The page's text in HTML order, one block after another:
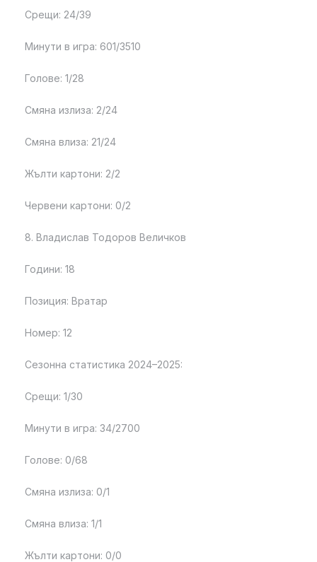
Срещи: 24/39
Минути в игра: 601/3510
Голове: 1/28
Смяна излиза: 2/24
Смяна влиза: 21/24
Жълти картони: 2/2
Червени картони: 0/2
8. Владислав Тодоров Величков
Години: 18
Позиция: Вратар
Номер: 12
Сезонна статистика 2024–2025:
Срещи: 1/30
Минути в игра: 34/2700
Голове: 0/68
Смяна излиза: 0/1
Смяна влиза: 1/1
Жълти картони: 0/0